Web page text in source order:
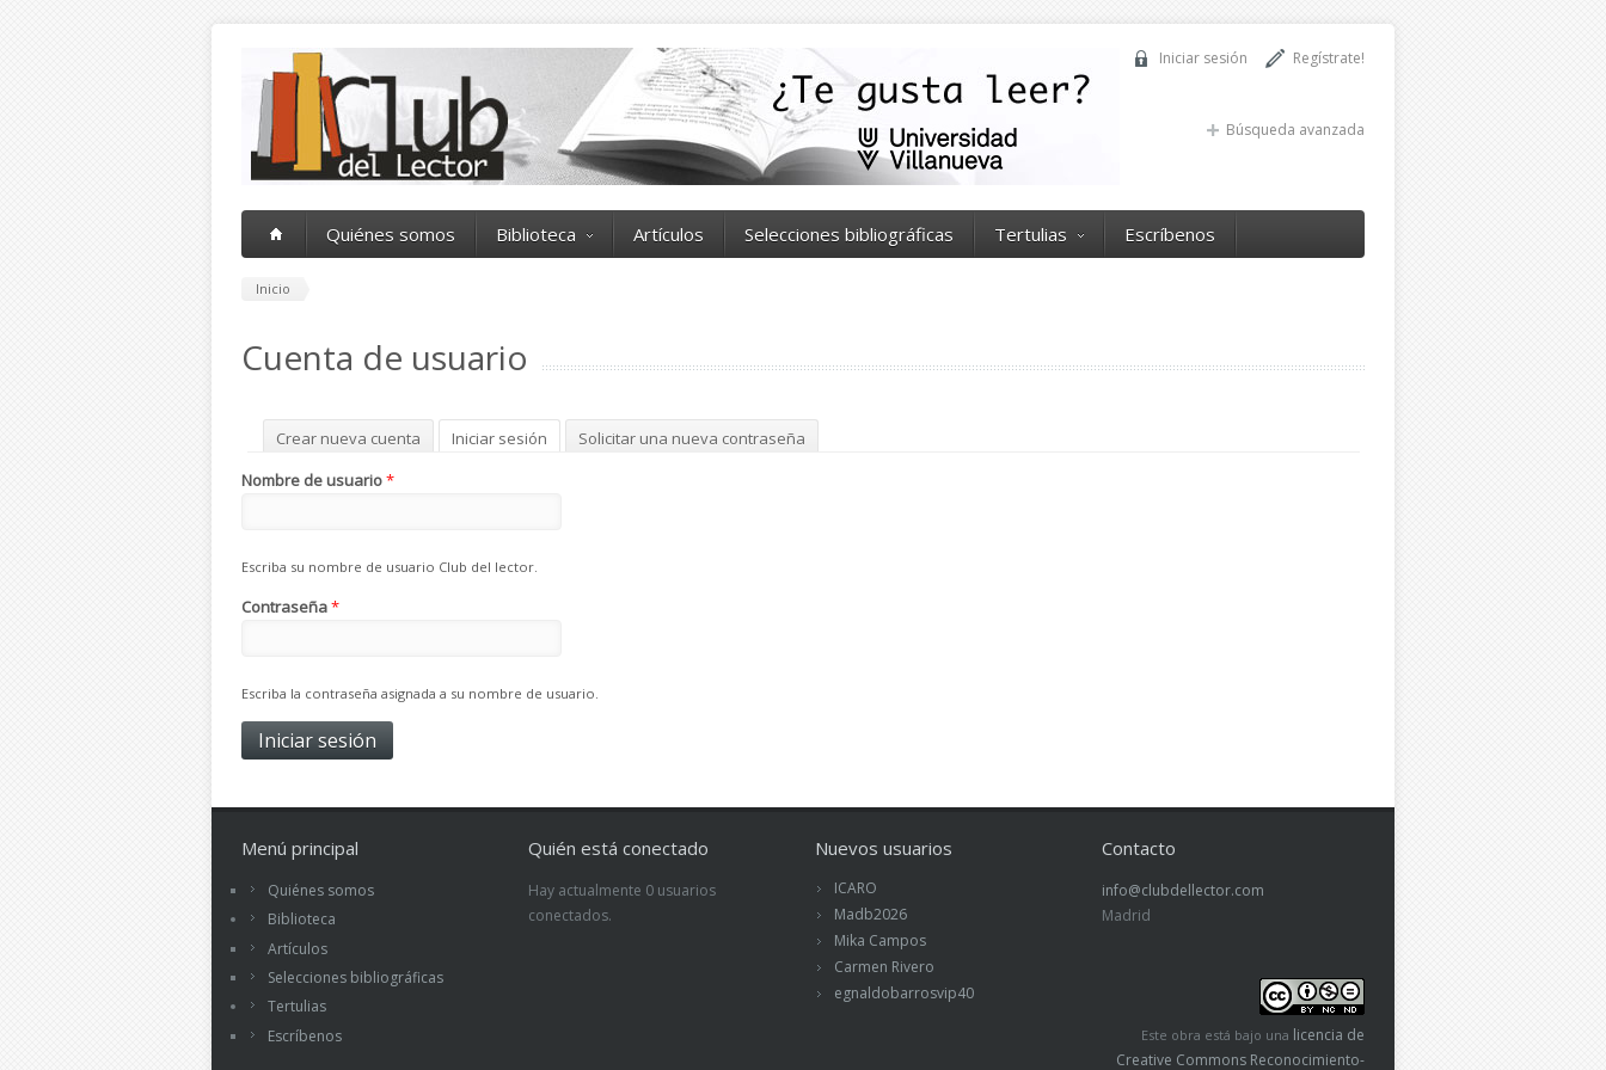
Regístrate!
Iniciar sesión
Búsqueda avanzada
Quiénes somos Biblioteca Artículos Selecciones bibliográficas Tertulias Escríbenos
Inicio
Cuenta de usuario
Solapas principales
Crear nueva cuenta Iniciar sesión (solapa activa)
Solicitar una nueva contraseña
Nombre de usuario*
Escriba su nombre de usuario Club del lector.
Contraseña*
Escriba la contraseña asignada a su nombre de usuario.
Menú principal
Quiénes somos
Biblioteca
Artículos
Selecciones bibliográficas
Tertulias
Escríbenos
Quién está conectado
Hay actualmente 0 usuarios
conectados.
Nuevos usuarios
ICARO
Madb2026
Mika Campos
Carmen Rivero
egnaldobarrosvip40
Contacto
info@clubdellector.com
Madrid
Este obra está bajo una licencia de
Creative Commons Reconocimiento-